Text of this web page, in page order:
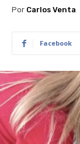
Por Carlos Venta
Facebook